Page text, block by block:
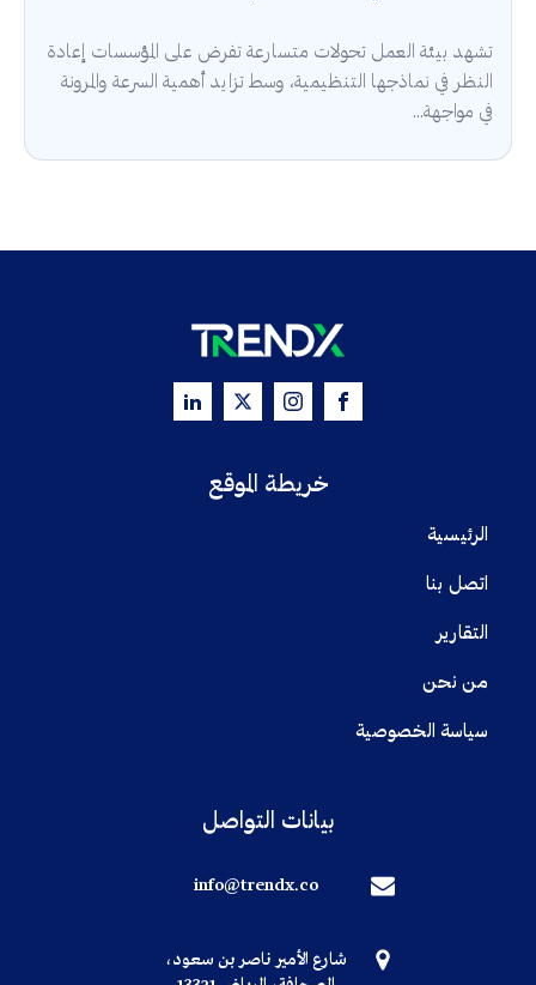
تشهد بيئة العمل تحولات متسارعة تفرض على المؤسسات إعادة
النظر في نماذجها التنظيمية، وسط تزايد أهمية السرعة والمرونة
في مواجهة...
خريطة الموقع
الرئيسية
اتصل بنا
التقارير
من نحن
سياسة الخصوصية
بيانات التواصل
info@trendx.co
شارع الأمير ناصر بن سعود،